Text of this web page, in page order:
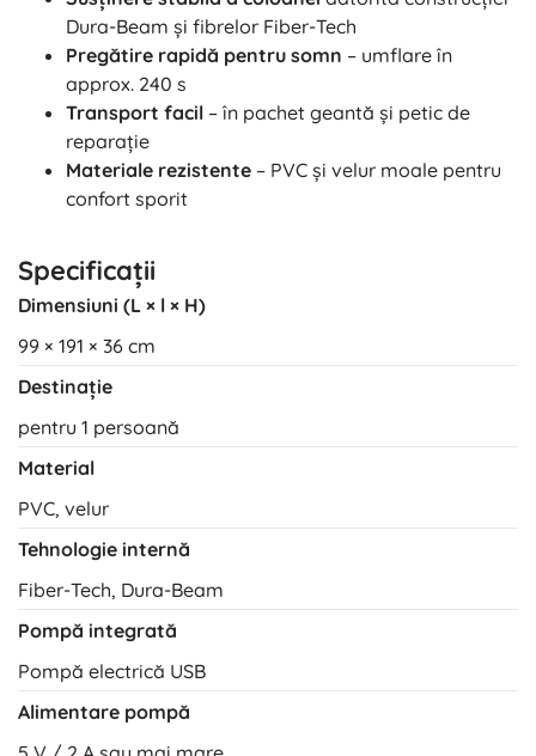
Dura-Beam și fibrelor Fiber-Tech
Pregătire rapidă pentru somn – umflare în
approx. 240 s
Transport facil – în pachet geantă și petic de
reparație
Materiale rezistente – PVC și velur moale pentru
confort sporit
Specificații
Dimensiuni (L × l × H)
99 × 191 × 36 cm
Destinație
pentru 1 persoană
Material
PVC, velur
Tehnologie internă
Fiber-Tech, Dura-Beam
Pompă integrată
Pompă electrică USB
Alimentare pompă